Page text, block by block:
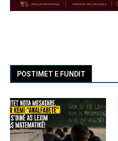
POSTIMET E FUNDIT